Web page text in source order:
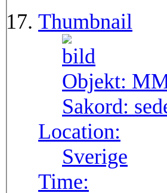
Thumbnail
Objekt:
Sakord:
Location:
Sverige
Time: